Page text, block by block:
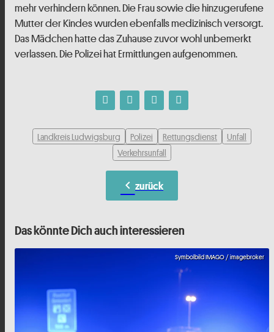
mehr verhindern können. Die Frau sowie die hinzugerufene
Mutter der Kindes wurden ebenfalls medizinisch versorgt.
Das Mädchen hatte das Zuhause zuvor wohl unbemerkt
verlassen. Die Polizei hat Ermittlungen aufgenommen.
Landkreis Ludwigsburg Polizei Rettungsdienst
Unfall
Verkehrsunfall
chevron_left zurück
Das könnte Dich auch interessieren
Symbolbild IMAGO / imagebroker